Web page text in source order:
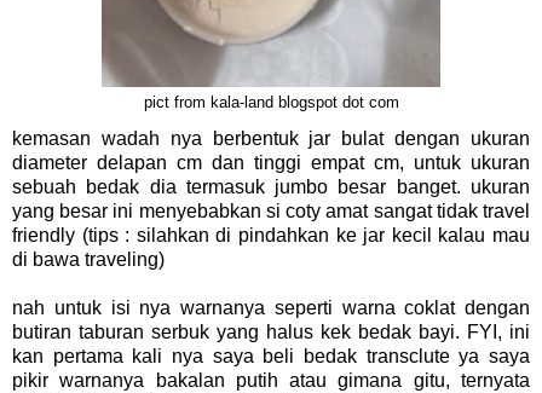
pict from kala-land blogspot dot com
kemasan wadah nya berbentuk jar bulat dengan ukuran
diameter delapan cm dan tinggi empat cm, untuk ukuran
sebuah bedak dia termasuk jumbo besar banget. ukuran
yang besar ini menyebabkan si coty amat sangat tidak travel
friendly (tips : silahkan di pindahkan ke jar kecil kalau mau
di bawa traveling)
nah untuk isi nya warnanya seperti warna coklat dengan
butiran taburan serbuk yang halus kek bedak bayi. FYI, ini
kan pertama kali nya saya beli bedak transclute ya saya
pikir warnanya bakalan putih atau gimana gitu, ternyata